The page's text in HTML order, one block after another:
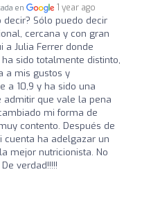
en 1 year ago
decir? Sólo puedo decir
cercana y con gran
a Julia Ferrer donde
sido totalmente distinto,
a mis gustos y
a 10,9 y ha sido una
admitir que vale la pena
mi forma de
contento. Después de
cuenta ha adelgazar un
mejor nutricionista. No
verdad!!!!!